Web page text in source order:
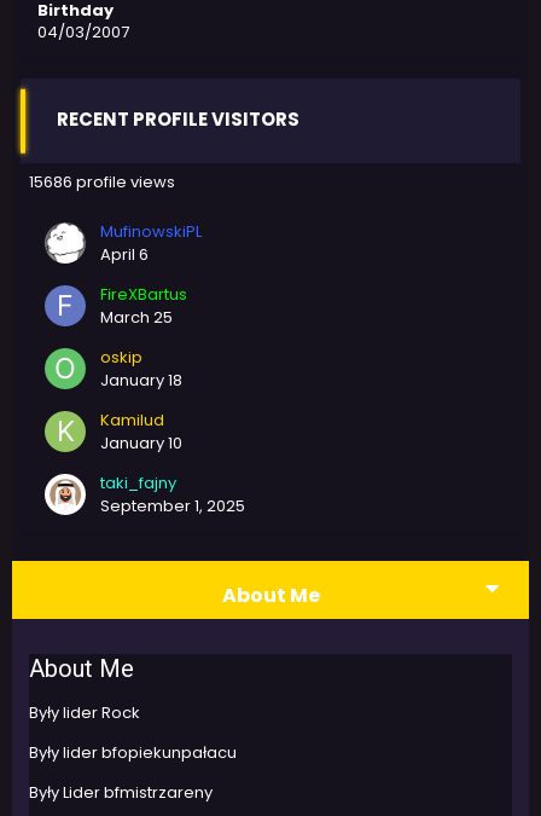
Birthday
04/03/2007
RECENT PROFILE VISITORS
15686 profile views
MufinowskiPL
April 6
FireXBartus
March 25
oskip
January 18
Kamilud
January 10
taki_fajny
September 1, 2025
About Me
About Me
Były lider Rock
Były lider bfopiekunpałacu
Były Lider bfmistrzareny